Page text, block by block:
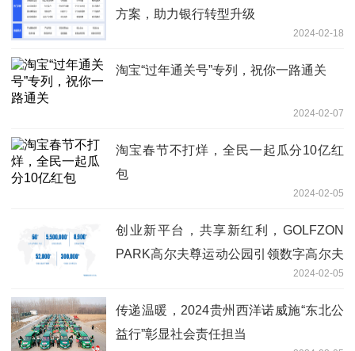
方案，助力银行转型升级
2024-02-18
淘宝“过年通关号”专列，祝你一路通关
2024-02-07
淘宝春节不打烊，全民一起瓜分10亿红
包
2024-02-05
创业新平台，共享新红利，GOLFZON
PARK高尔夫尊运动公园引领数字高尔夫
2024-02-05
传递温暖，2024贵州西洋诺威施“东北公
益行”彰显社会责任担当